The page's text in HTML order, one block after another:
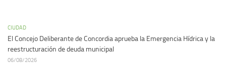
CIUDAD
El Concejo Deliberante de Concordia aprueba la Emergencia Hídrica y la
reestructuración de deuda municipal
06/08/2026